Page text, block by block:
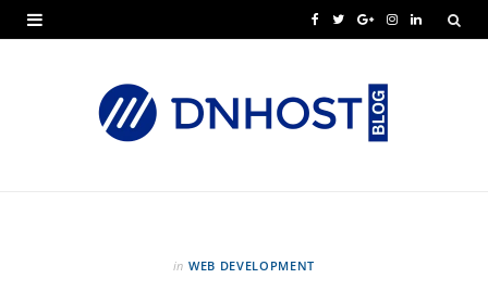
c
T
i
G
o
g
I L
in WEB DEVELOPMENT